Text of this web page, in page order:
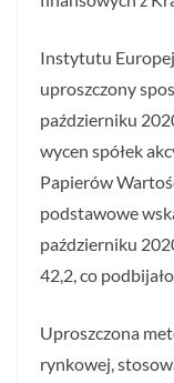
Instytutu
uproszczony
październiku
wycen spółek
Papierów
podstawowe
październiku
42,2, co
Uproszczona
rynkowej,